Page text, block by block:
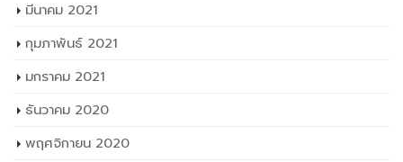
มีนาคม 2021
กุมภาพันธ์ 2021
มกราคม 2021
ธันวาคม 2020
พฤศจิกายน 2020